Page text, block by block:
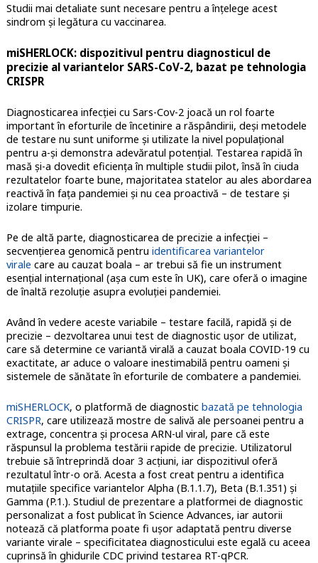
Studii mai detaliate sunt necesare pentru a înțelege acest
sindrom și legătura cu vaccinarea.
miSHERLOCK: dispozitivul pentru diagnosticul de
precizie al variantelor SARS-CoV-2, bazat pe tehnologia
CRISPR
Diagnosticarea infecției cu Sars-Cov-2 joacă un rol foarte
important în eforturile de încetinire a răspândirii, deși metodele
de testare nu sunt uniforme și utilizate la nivel populațional
pentru a-și demonstra adevăratul potențial. Testarea rapidă în
masă și-a dovedit eficiența în multiple studii pilot, însă în ciuda
rezultatelor foarte bune, majoritatea statelor au ales abordarea
reactivă în fața pandemiei și nu cea proactivă – de testare și
izolare timpurie.
Pe de altă parte, diagnosticarea de precizie a infecției –
secvențierea genomică pentru identificarea variantelor
virale care au cauzat boala – ar trebui să fie un instrument
esențial internațional (așa cum este în UK), care oferă o imagine
de înaltă rezoluție asupra evoluției pandemiei.
Având în vedere aceste variabile – testare facilă, rapidă și de
precizie – dezvoltarea unui test de diagnostic ușor de utilizat,
care să determine ce variantă virală a cauzat boala COVID-19 cu
exactitate, ar aduce o valoare inestimabilă pentru oameni și
sistemele de sănătate în eforturile de combatere a pandemiei.
miSHERLOCK, o platformă de diagnostic bazată pe tehnologia
CRISPR, care utilizează mostre de salivă ale persoanei pentru a
extrage, concentra și procesa ARN-ul viral, pare că este
răspunsul la problema testării rapide de precizie. Utilizatorul
trebuie să întreprindă doar 3 acțiuni, iar dispozitivul oferă
rezultatul într-o oră. Acesta a fost creat pentru a identifica
mutațiile specifice variantelor Alpha (B.1.1.7), Beta (B.1.351) și
Gamma (P.1.). Studiul de prezentare a platformei de diagnostic
personalizat a fost publicat în Science Advances, iar autorii
notează că platforma poate fi ușor adaptată pentru diverse
variante virale – specificitatea diagnosticului este egală cu aceea
cuprinsă în ghidurile CDC privind testarea RT-qPCR.